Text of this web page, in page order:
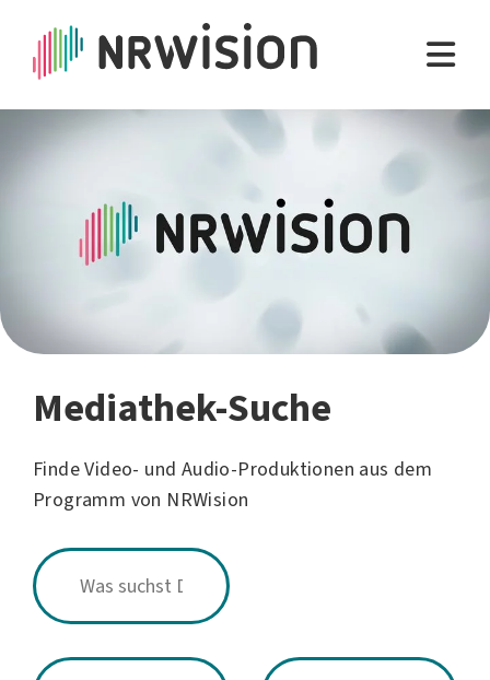
Mediathek-Suche
Finde Video- und Audio-Produktionen aus dem
Programm von NRWision